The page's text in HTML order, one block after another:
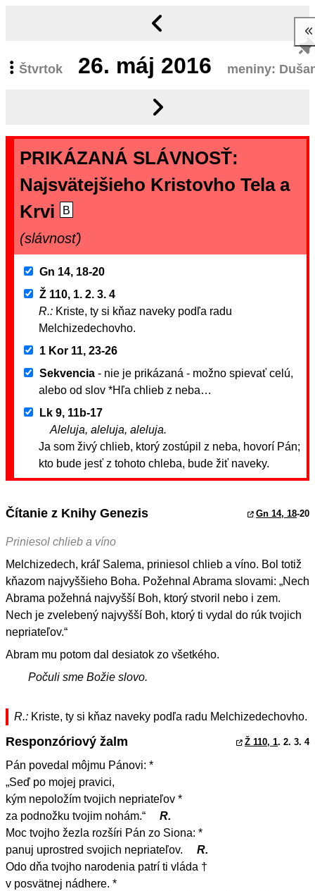
Štvrtok 26. máj 2016 meniny:
PRIKÁZANÁ SLÁVNOSŤ:
Najsvätejšieho Kristovho Tela a
Krvi
B
(slávnosť)
Gn 14, 18-20
Ž 110, 1. 2. 3. 4
R.: Kriste, ty si kňaz naveky podľa radu
Melchizedechovho.
1 Kor 11, 23-26
Sekvencia - nie je prikázaná - možno spievať celú,
alebo od slov *Hľa chlieb z neba…
Lk 9, 11b-17
Aleluja, aleluja, aleluja.
Ja som živý chlieb, ktorý zostúpil z neba, hovorí Pán;
kto bude jesť z tohoto chleba, bude žiť naveky.
Čítanie z Knihy Genezis Gn 14, 18-20
Priniesol chlieb a víno
Melchizedech, kráľ Salema, priniesol chlieb a víno. Bol totiž
kňazom najvyššieho Boha. Požehnal Abrama slovami: „Nech
Abrama požehná najvyšší Boh, ktorý stvoril nebo i zem.
Nech je zvelebený najvyšší Boh, ktorý ti vydal do rúk tvojich
nepriateľov.“
Abram mu potom dal desiatok zo všetkého.
Počuli sme Božie slovo.
R.: Kriste, ty si kňaz naveky podľa radu Melchizedechovho.
Responzóriový žalm Ž 110, 1. 2. 3. 4
Pán povedal môjmu Pánovi: *
„Seď po mojej pravici,
kým nepoložím tvojich nepriateľov *
za podnožku tvojim nohám.“
R.
Moc tvojho žezla rozšíri Pán zo Siona: *
panuj uprostred svojich nepriateľov.
R.
Odo dňa tvojho narodenia patrí ti vláda †
v posvätnej nádhere. *